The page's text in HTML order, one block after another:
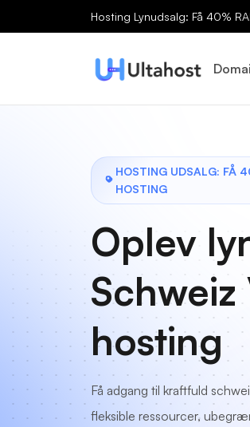
Hosting Lynudsalg: Få 40%
HOSTING UDSALG: FÅ
HOSTING
Oplev
Schweiz
hosting
Få adgang til kraftfuld
fleksible ressourcer,